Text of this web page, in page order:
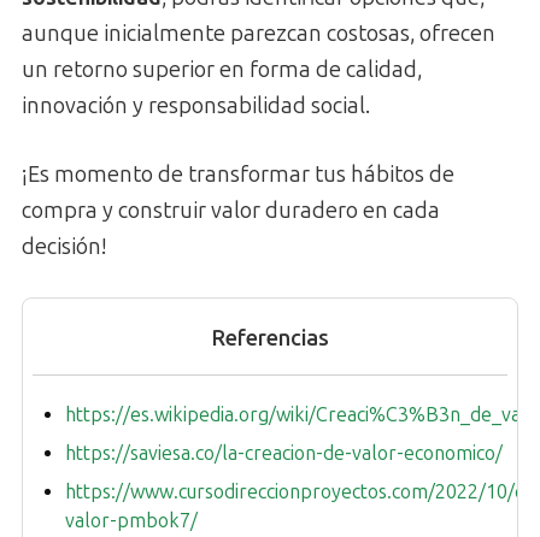
aunque inicialmente parezcan costosas, ofrecen
un retorno superior en forma de calidad,
innovación y responsabilidad social.
¡Es momento de transformar tus hábitos de
compra y construir valor duradero en cada
decisión!
Referencias
https://es.wikipedia.org/wiki/
https://saviesa.co/la-creacion-de-valor-economico/
https://www.cursodireccionproyectos.com/2022/10/
valor-pmbok7/